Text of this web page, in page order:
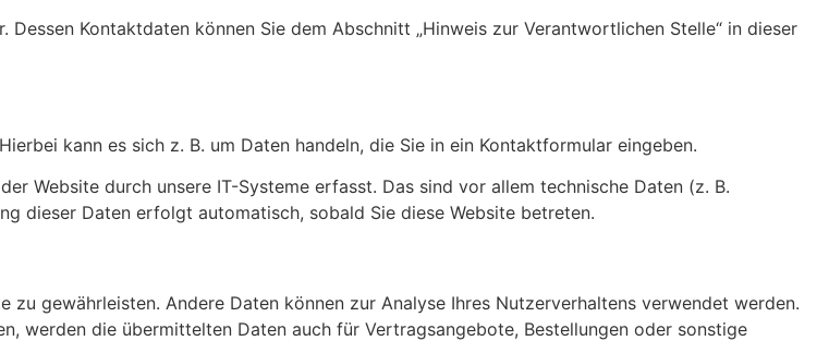
Kontaktdaten können Sie dem Abschnitt „Hinweis zur Verantwortlichen Stelle“ in dieser
kann es sich z. B. um Daten handeln, die Sie in ein Kontaktformular eingeben.
Website durch unsere IT-Systeme erfasst. Das sind vor allem technische Daten (z. B.
dieser Daten erfolgt automatisch, sobald Sie diese Website betreten.
gewährleisten. Andere Daten können zur Analyse Ihres Nutzerverhaltens verwendet werden.
werden die übermittelten Daten auch für Vertragsangebote, Bestellungen oder sonstige